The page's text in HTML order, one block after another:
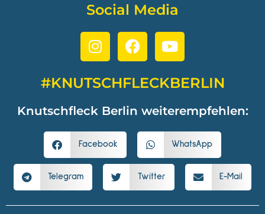
Social Media
#KNUTSCHFLECKBERLIN
Knutschfleck Berlin weiterempfehlen:
Facebook WhatsApp
Telegram Twitter E-Mail